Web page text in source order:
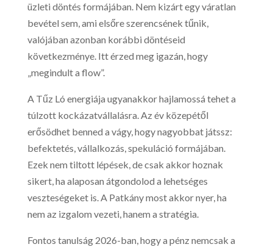
üzleti döntés formájában. Nem kizárt egy váratlan
bevétel sem, ami elsőre szerencsének tűnik,
valójában azonban korábbi döntéseid
következménye. Itt érzed meg igazán, hogy
„megindult a flow”.
A Tűz Ló energiája ugyanakkor hajlamossá tehet a
túlzott kockázatvállalásra. Az év közepétől
erősödhet benned a vágy, hogy nagyobbat játssz:
befektetés, vállalkozás, spekuláció formájában.
Ezek nem tiltott lépések, de csak akkor hoznak
sikert, ha alaposan átgondolod a lehetséges
veszteségeket is. A Patkány most akkor nyer, ha
nem az izgalom vezeti, hanem a stratégia.
Fontos tanulság 2026-ban, hogy a pénz nemcsak a